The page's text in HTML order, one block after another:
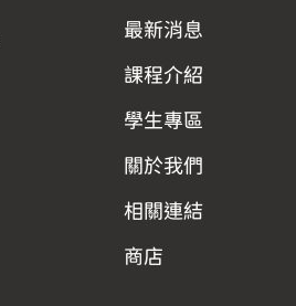
最新消息
課程介紹
學生專區
關於我們
相關連結
商店